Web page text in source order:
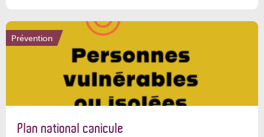
Prévention
Plan national canicule